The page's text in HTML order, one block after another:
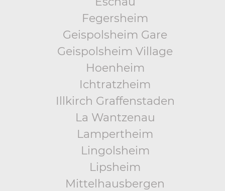
Fegersheim
Geispolsheim Gare
Geispolsheim Village
Hoenheim
Ichtratzheim
Illkirch Graffenstaden
La Wantzenau
Lampertheim
Lingolsheim
Lipsheim
Mittelhausbergen